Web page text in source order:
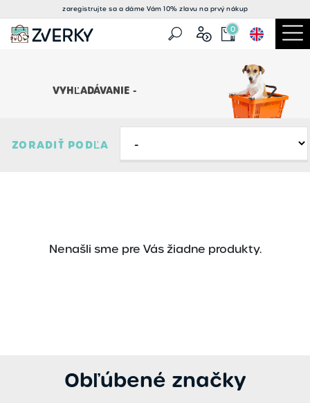
zaregistrujte sa a dáme Vám 10% zlavu na prvý nákup
0
VYHĽADÁVANIE -
ZORADIŤ PODĽA
Nenašli sme pre Vás žiadne produkty.
Obľúbené značky